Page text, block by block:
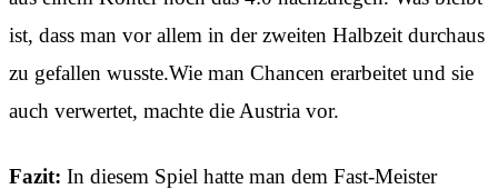
ist, dass man vor allem in der zweiten Halbzeit durchaus
zu gefallen wusste.Wie man Chancen erarbeitet und sie
auch verwertet, machte die Austria vor.
Fazit: In diesem Spiel hatte man dem Fast-Meister